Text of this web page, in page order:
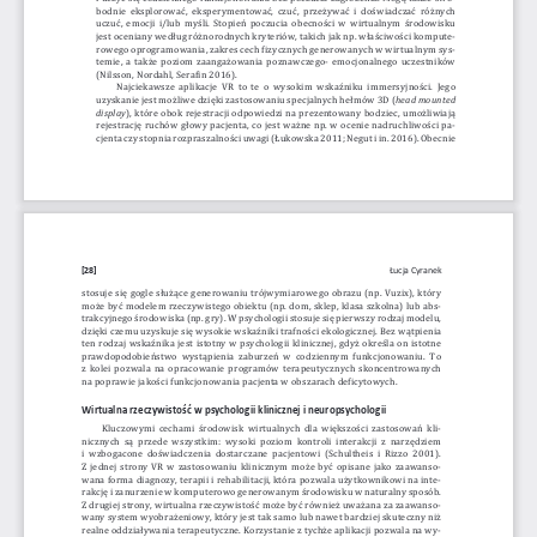
bodnie eksplorować, eksperymentować, czuć, przeżywać i doświadczać różnych
uczuć, emocji i/lub myśli. Stopień poczucia obecności w wirtualnym środowisku
jest oceniany według różnorodnych kryteriów, takich jak np. właściwości kompute-
rowego oprogramowania, zakres cech fizycznych generowanych w wirtualnym sys-
temie, a     także poziom zaangażowania poznawczego- emocjonalnego uczestników
(Nilsson, Nordahl, Serafin 2016).
Najciekawsze aplikacje VR to te o wysokim wskaźniku immersyjności. Jego
uzyskanie jest możliwe dzięki zastosowaniu specjalnych hełmów 3D (head mounted
display), które obok rejestracji odpowiedzi na prezentowany bodziec, umożliwiają
rejestrację ruchów głowy pacjenta, co jest ważne np. w ocenie nadruchliwości pa-
cjenta czy stopnia rozpraszalności uwagi (Łukowska 2011; Negut i in. 2016). Obecnie
[28]
Łucja Cyranek
stosuje się gogle służące generowaniu trójwymiarowego obrazu (np. Vuzix), który
może być modelem rzeczywistego obiektu (np. dom, sklep, klasa szkolna) lub abs-
trakcyjnego środowiska (np. gry). W psychologii stosuje się pierwszy rodzaj modelu,
dzięki czemu uzyskuje się wysokie wskaźniki trafności ekologicznej. Bez wątpienia
ten rodzaj wskaźnika jest istotny w psychologii klinicznej, gdyż określa on istotne
prawdopodobieństwo wystąpienia zaburzeń w codziennym funkcjonowaniu. To
z  kolei pozwala na opracowanie programów terapeutycznych skoncentrowanych
na poprawie jakości funkcjonowania pacjenta w obszarach deficytowych.
Wirtualna rzeczywistość w psychologii klinicznej i neuropsychologii
Kluczowymi cechami środowisk wirtualnych dla większości zastosowań kli-
nicznych są przede wszystkim: wysoki poziom kontroli interakcji z narzędziem
i  wzbogacone doświadczenia dostarczane pacjentowi (Schultheis i Rizzo 2001).
Z  jednej strony VR w zastosowaniu klinicznym może być opisane jako zaawanso-
wana forma diagnozy, terapii i rehabilitacji, która pozwala użytkownikowi na inte-
rakcję i    zanurzenie w komputerowo generowanym środowisku w naturalny sposób.
Z  drugiej strony, wirtualna rzeczywistość może być również uważana za zaawanso-
wany system wyobrażeniowy, który jest tak samo lub nawet bardziej skuteczny niż
realne oddziaływania terapeutyczne. Korzystanie z tychże aplikacji pozwala na wy-